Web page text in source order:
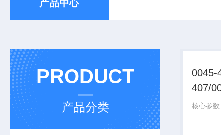
产品中心
PRODUCT
产品分类
0045-
407/
备件